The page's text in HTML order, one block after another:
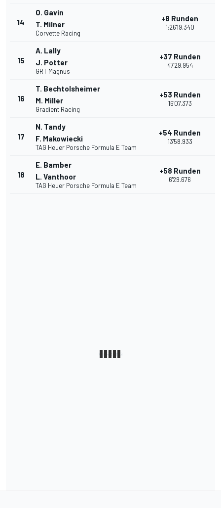
14
O. Gavin
T. Milner
Corvette Racing
+8 Runden
1:26'19.340
15
A. Lally
J. Potter
GRT Magnus
+37 Runden
47'29.954
16
T. Bechtolsheimer
M. Miller
Gradient Racing
+53 Runden
16'07.373
17
N. Tandy
F. Makowiecki
TAG Heuer Porsche Formula E Team
+54 Runden
13'58.933
18
E. Bamber
L. Vanthoor
TAG Heuer Porsche Formula E Team
+58 Runden
6'29.676